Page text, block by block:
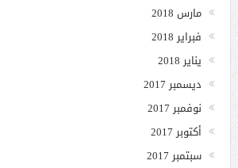
مارس 2018
فبراير 2018
يناير 2018
ديسمبر 2017
نوفمبر 2017
أكتوبر 2017
سبتمبر 2017